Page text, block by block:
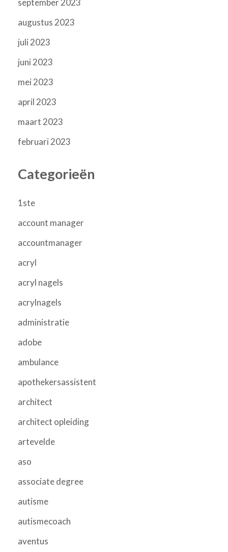
september 2023
augustus 2023
juli 2023
juni 2023
mei 2023
april 2023
maart 2023
februari 2023
Categorieën
1ste
account manager
accountmanager
acryl
acryl nagels
acrylnagels
administratie
adobe
ambulance
apothekersassistent
architect
architect opleiding
artevelde
aso
associate degree
autisme
autismecoach
aventus